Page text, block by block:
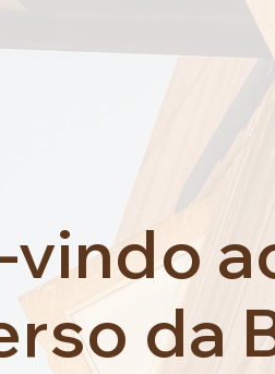
vindo
da